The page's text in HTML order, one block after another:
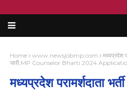
Home www.newsjobmp.com
मध्यप्रदेश
जारी,MP Counselor Bharti 2024
मध्यप्रदेश परामर्शदाता